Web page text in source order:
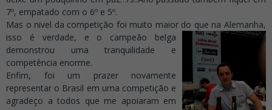
7º, empatado com o 6º e 5º.
Mas o nivel da competição foi muito maior do que na Alemanha,
isso é verdade, e o campeão belga
demonstrou uma tranquilidade e
competência enorme.
Enfim, foi um prazer novamente
representar o Brasil em uma competição e
agradeço a todos que me apoiaram em